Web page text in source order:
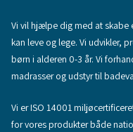
Vi vil hjælpe dig med at skabe
kan leve og lege. Vi udvikler,
børn i alderen 0-3 år. Vi
madrasser og udstyr til
Vi er ISO 14001
for vores produkter både